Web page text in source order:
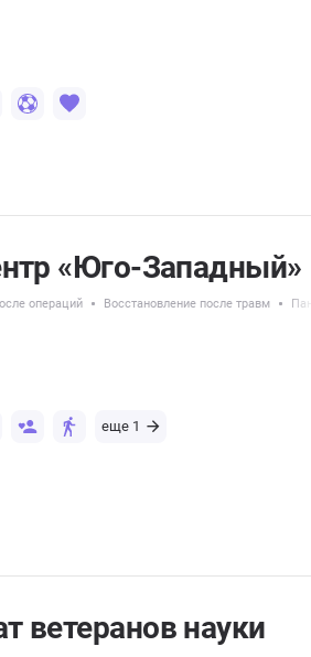
«Юго-Западный»
операций Восстановление после травм
еще 1
ветеранов науки